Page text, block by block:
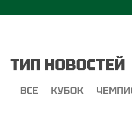
ТИП НОВОСТЕЙ
ВСЕ КУБОК